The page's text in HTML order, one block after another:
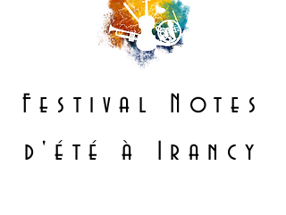
Festival Notes
d'été à Irancy